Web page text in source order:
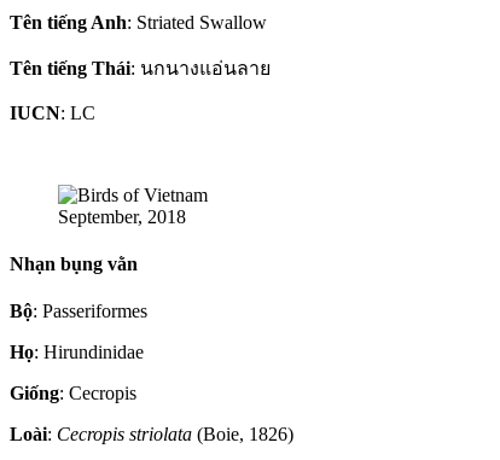
Tên tiếng Anh: Striated Swallow
Tên tiếng Thái: นกนางแอ่นลาย
IUCN: LC
September, 2018
Nhạn bụng vằn
Bộ: Passeriformes
Họ: Hirundinidae
Giống: Cecropis
Loài: Cecropis striolata (Boie, 1826)